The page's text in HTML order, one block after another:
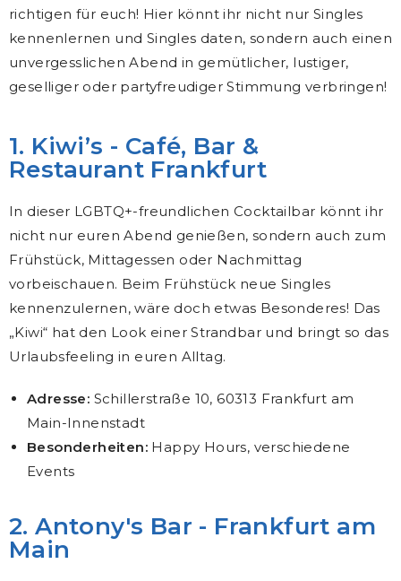
richtigen für euch! Hier könnt ihr nicht nur Singles
kennenlernen und Singles daten, sondern auch einen
unvergesslichen Abend in gemütlicher, lustiger,
geselliger oder partyfreudiger Stimmung verbringen!
1. Kiwi’s - Café, Bar &
Restaurant Frankfurt
In dieser LGBTQ+-freundlichen Cocktailbar könnt ihr
nicht nur euren Abend genießen, sondern auch zum
Frühstück, Mittagessen oder Nachmittag
vorbeischauen. Beim Frühstück neue Singles
kennenzulernen, wäre doch etwas Besonderes! Das
„Kiwi“ hat den Look einer Strandbar und bringt so das
Urlaubsfeeling in euren Alltag.
Adresse: Schillerstraße 10, 60313 Frankfurt am
Main-Innenstadt
Besonderheiten: Happy Hours, verschiedene
Events
2. Antony's Bar - Frankfurt am
Main